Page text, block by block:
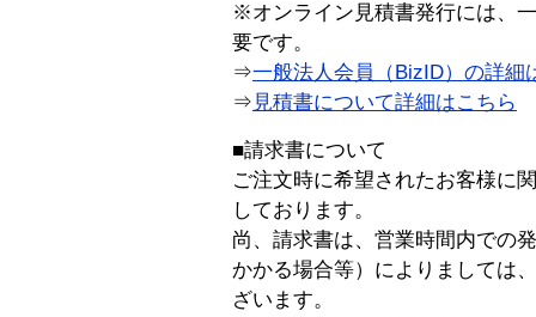
※オンライン見積書発行には、
要です。
⇒一般法人会員（BizID）の詳細
⇒ 見積書について詳細はこちら
■請求書について
ご注文時に希望されたお客様に
しております。
尚、請求書は、営業時間内での
かかる場合等）によりましては
ざいます。